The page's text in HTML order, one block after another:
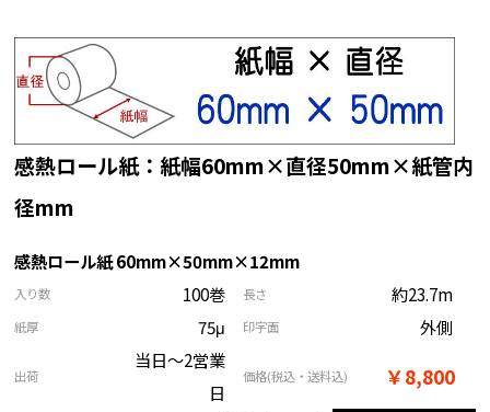
感熱ロール紙：紙幅60mm×直径50mm×紙管内
径mm
感熱ロール紙 60mm×50mm×12mm
入り数 100巻 長さ 約23.7m
紙厚 75μ 印字面 外側
出荷
当日～2営業
日
価格(税込・送料込) ￥8,800